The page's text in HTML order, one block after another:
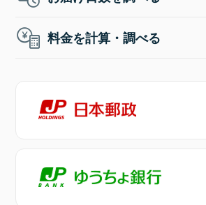
料金を計算・調べる